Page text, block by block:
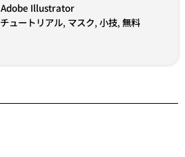
Adobe Illustrator
チュートリアル, マスク, 小技, 無料